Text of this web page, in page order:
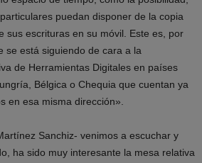
puedan disponer de la copia
sus escrituras en su móvil. Este es, por
se está siguiendo de cara a la
de Herramientas Digitales en países
Bélgica o Chequia que cuentan ya
en esa misma dirección».
Sanchiz- venimos a escuchar y
ha sido muy interesante la mesa relativa